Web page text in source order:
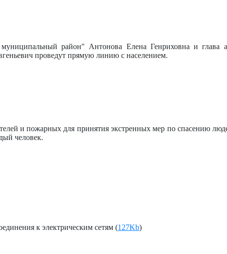
район" Антонова Елена Генриховна и глава
проведут прямую линию с населением.
и пожарных для принятия экстренных мер по спасению
человек.
к электрическим сетям (127Kb)